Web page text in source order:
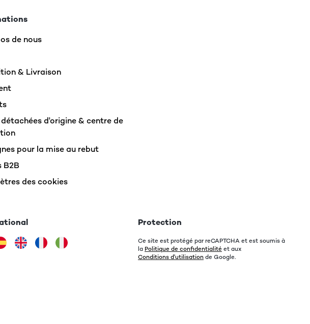
de nous
& Livraison
détachées d'origine & centre de
pour la mise au rebut
B2B
des cookies
Protection
Ce site est protégé par reCAPTCHA et est soumis à
la Politique de confidentialité et aux
Conditions d'utilisation de Google.